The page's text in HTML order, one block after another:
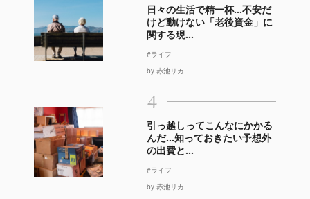
日々の生活で精一杯…不安だ
けど動けない「老後資金」に
関する現...
#ライフ
by 赤池リカ
4
引っ越しってこんなにかかる
んだ…知っておきたい予想外
の出費と...
#ライフ
by 赤池リカ